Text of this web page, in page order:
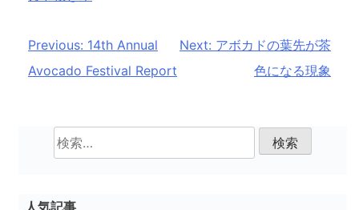
投
稿
Previous: 14th Annual
Avocado Festival Report
Next: アボカドの葉先が茶
色になる現象
検
索:
人気記事